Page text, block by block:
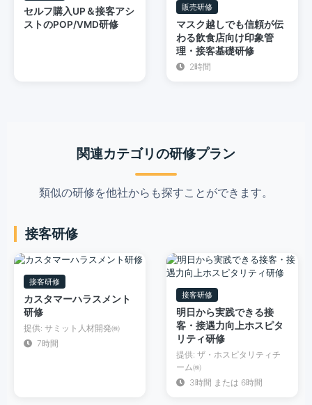
セルフ購入UP＆接客アシ
ストのPOP/VMD研修
販売研修
マスク越しでも信頼が伝
わる飲食店向け印象管
理・接客基礎研修
2時間
関連カテゴリの研修プラン
類似の研修を他社からも探すことができます。
接客研修
接客研修
カスタマーハラスメント
研修
提供: サミット人材開発㈱
7時間
接客研修
明日から実践できる接
客・接遇力向上ホスピタ
リティ研修
提供: ザ・ホスピタリティチ
ーム㈱
3時間 または 6時間